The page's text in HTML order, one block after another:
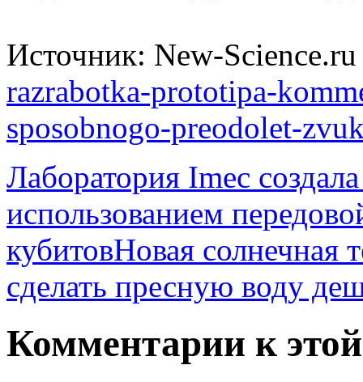
Источник: New-
razrabotka-prototipa-
sposobnogo-preodolet-
Лаборатория Imec
использованием
кубитовНовая солнечная
сделать пресную воду
Комментарии к